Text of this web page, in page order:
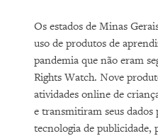
Os estados de Minas
uso de produtos de
pandemia que não eram
Rights Watch. Nove
atividades online de
e transmitiram seus dados
tecnologia de publicidade,